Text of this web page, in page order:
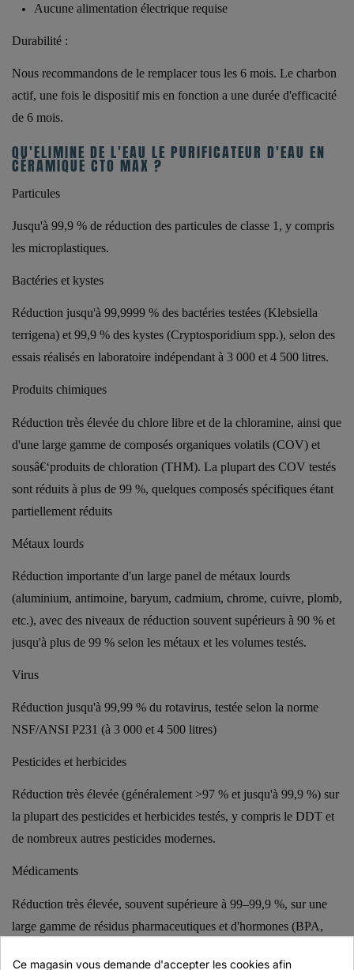
Aucune alimentation électrique requise
Durabilité :
Nous recommandons de le remplacer tous les 6 mois. Le charbon
actif, une fois le dispositif mis en fonction a une durée d'efficacité
de 6 mois.
QU'ELIMINE DE L'EAU LE PURIFICATEUR D'EAU EN
CÉRAMIQUE CTO MAX ?
Particules
Jusqu'à 99,9 % de réduction des particules de classe 1, y compris
les microplastiques.
Bactéries et kystes
Réduction jusqu'à 99,9999 % des bactéries testées (Klebsiella
terrigena) et 99,9 % des kystes (Cryptosporidium spp.), selon des
essais réalisés en laboratoire indépendant à 3 000 et 4 500 litres.
Produits chimiques
Réduction très élevée du chlore libre et de la chloramine, ainsi que
d'une large gamme de composés organiques volatils (COV) et
sousâ€‘produits de chloration (THM). La plupart des COV testés
sont réduits à plus de 99 %, quelques composés spécifiques étant
partiellement réduits
Métaux lourds
Réduction importante d'un large panel de métaux lourds
(aluminium, antimoine, baryum, cadmium, chrome, cuivre, plomb,
etc.), avec des niveaux de réduction souvent supérieurs à 90 % et
jusqu'à plus de 99 % selon les métaux et les volumes testés.
Virus
Réduction jusqu'à 99,99 % du rotavirus, testée selon la norme
NSF/ANSI P231 (à 3 000 et 4 500 litres)
Pesticides et herbicides
Réduction très élevée (généralement >97 % et jusqu'à 99,9 %) sur
la plupart des pesticides et herbicides testés, y compris le DDT et
de nombreux autres pesticides modernes.
Médicaments
Réduction très élevée, souvent supérieure à 99–99,9 %, sur une
large gamme de résidus pharmaceutiques et d'hormones (BPA,
Ce magasin vous demande d'accepter les cookies afin